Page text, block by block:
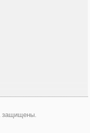
защищены.